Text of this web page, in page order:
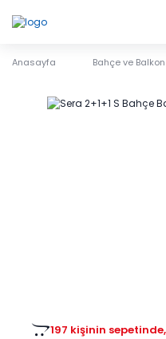
Anasayfa Bahçe ve Balkon
197 kişinin sepetinde,